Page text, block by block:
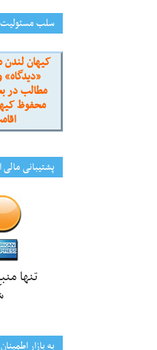
سلب مسئولیت
کیهان
مطالب در
محفوظ
پشتیبانی
تنها
به بازار